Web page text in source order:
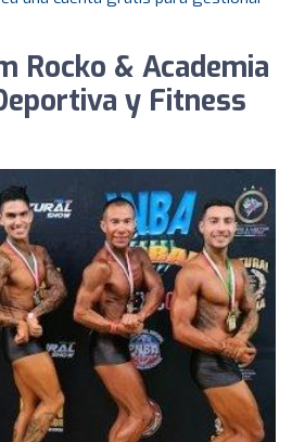
Rocko & Academia
y Fitness